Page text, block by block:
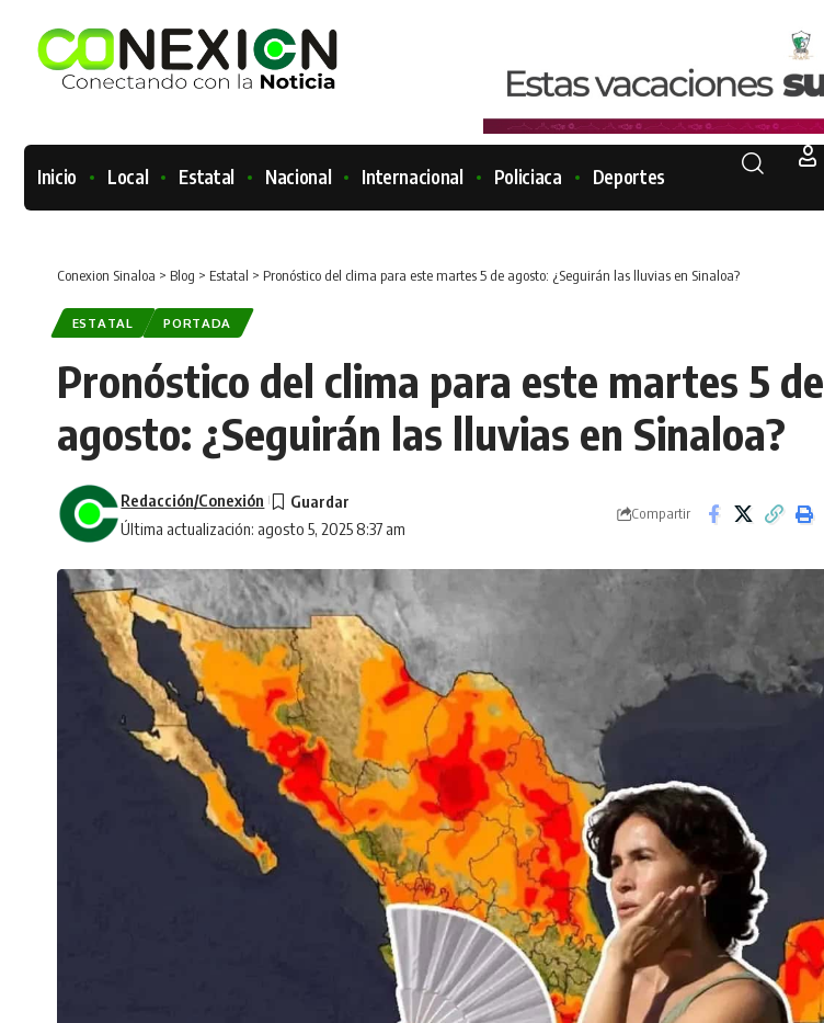
Inicio Local Estatal Nacional Internacional Policiaca Deportes
Conexion Sinaloa > Blog > Estatal > Pronóstico del clima para este martes 5 de agosto: ¿Seguirán las lluvias en Sinaloa?
ESTATAL PORTADA
Pronóstico del clima para este martes 5 de
agosto: ¿Seguirán las lluvias en Sinaloa?
Última actualización: agosto 5, 2025 8:37 am
Redacción/Conexión
Compartir